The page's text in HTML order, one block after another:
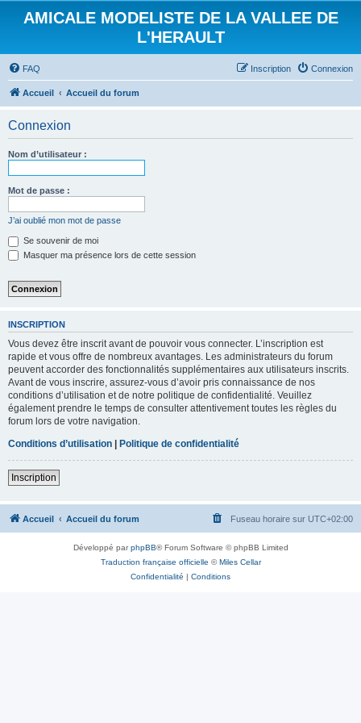
AMICALE MODELISTE DE LA VALLEE DE
L'HERAULT
FAQ Connexion
Inscription
Accueil Accueil du forum
Connexion
Nom d’utilisateur :
Mot de passe :
J’ai oublié mon mot de passe
Se souvenir de moi
Masquer ma présence lors de cette session
INSCRIPTION
Vous devez être inscrit avant de pouvoir vous connecter. L’inscription est
rapide et vous offre de nombreux avantages. Les administrateurs du forum
peuvent accorder des fonctionnalités supplémentaires aux utilisateurs inscrits.
Avant de vous inscrire, assurez-vous d’avoir pris connaissance de nos
conditions d’utilisation et de notre politique de confidentialité. Veuillez
également prendre le temps de consulter attentivement toutes les règles du
forum lors de votre navigation.
Conditions d’utilisation | Politique de confidentialité
Inscription
Accueil Accueil du forum Fuseau horaire sur UTC+02:00
Développé parphpBB® Forum Software © phpBB Limited
Traduction française officielle ©Miles Cellar
Confidentialité | Conditions